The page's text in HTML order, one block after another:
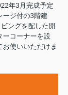
年3月完成予定
ージ付の3階建
ングを配した開
ーコーナーを設
使いいただけま